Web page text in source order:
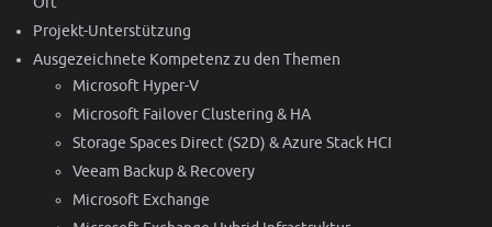
Projekt-Unterstützung
Ausgezeichnete Kompetenz zu den Themen
Microsoft Hyper-V
Microsoft Failover Clustering & HA
Storage Spaces Direct (S2D) & Azure Stack HCI
Veeam Backup & Recovery
Microsoft Exchange